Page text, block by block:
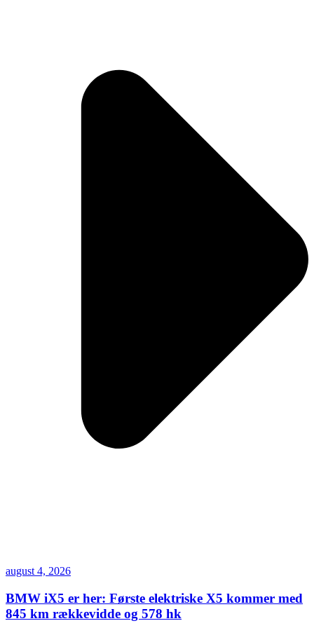
august 4, 2026
BMW iX5 er her: Første elektriske X5 kommer med
845 km rækkevidde og 578 hk